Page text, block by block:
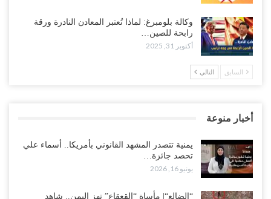
وكالة بلومبرغ: لماذا تُعتبر المعادن النادرة ورقة
رابحة للصين…
أكتوبر 31, 2025
السابق التالي
أخبار منوعة
يمنية تتصدر المشهد القانوني بأمريكا.. أسماء علي
تحصد جائزة…
يونيو 16, 2026
“الضالع“| مأساة “القعقاع” تهز اليمن.. شاهد